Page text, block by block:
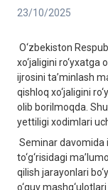
23/10/2025
O‘zbekiston
xo‘jaligini ro‘yxatga
ijrosini ta’minlash
qishloq xo‘jaligini
olib borilmoqda.
yettiligi xodimlari
Seminar davomida
to‘g‘risidagi
qilish jarayonlari
o‘quv